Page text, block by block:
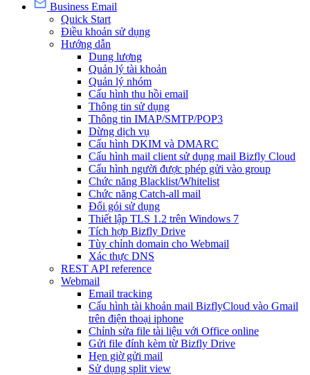
Business Email
Quick Start
Điều khoản sử dụng
Hướng dẫn
Dung lượng
Quản lý tài khoản
Quản lý nhóm
Cấu hình thu hồi email
Thông tin sử dụng
Thông tin IMAP/SMTP/POP3
Dừng dịch vụ
Cấu hình DKIM và DMARC
Cấu hình mail client sử dụng mail Bizfly Cloud
Cấu hình người được phép gửi vào group
Chức năng Blacklist/Whitelist
Chức năng Catch-all mail
Đổi gói sử dụng
Thiết lập TLS 1.2 trên Windows 7
Tích hợp Bizfly Drive
Tùy chỉnh domain cho Webmail
Xác thực DNS
REST API reference
Webmail
Email tracking
Cấu hình tài khoản mail BizflyCloud vào Gmail
trên điện thoại iphone
Chỉnh sửa file tài liệu với Office online
Gửi file đính kèm từ Bizfly Drive
Hẹn giờ gửi mail
Sử dụng split view